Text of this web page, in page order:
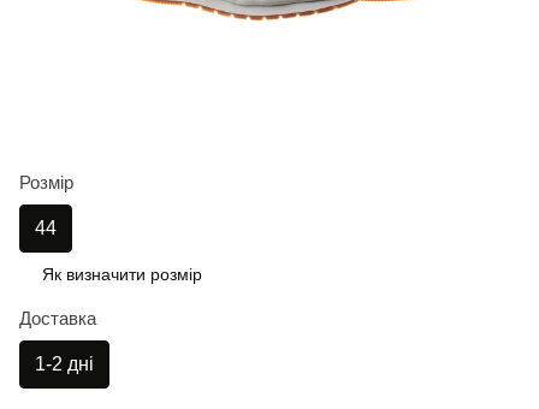
Розмір
44
Як визначити розмір
Доставка
1-2 дні